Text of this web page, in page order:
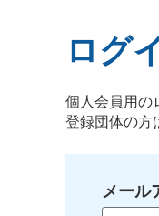
ログ
個人会員用の
登録団体の方
メール